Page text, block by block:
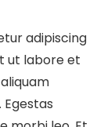
adipiscing
ut labore et